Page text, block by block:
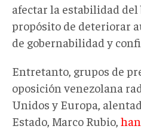
afectar la estabilidad del
propósito de deteriorar
de gobernabilidad y
Entretanto, grupos de
oposición venezolana
Unidos y Europa,
Estado, Marco Rubio,